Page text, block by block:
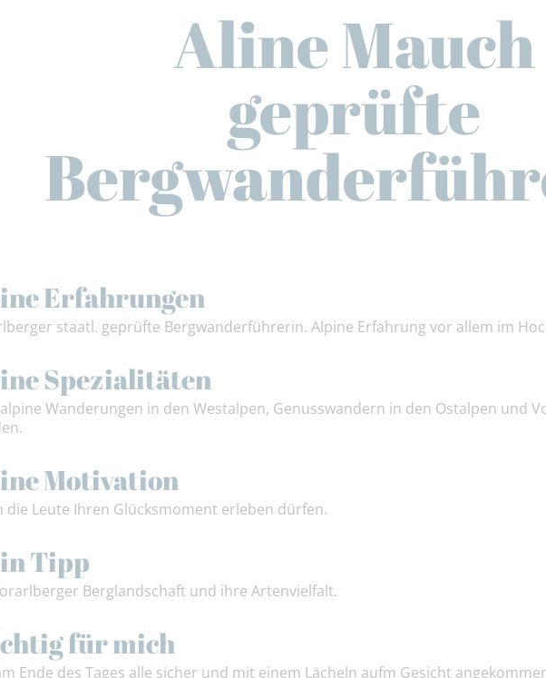
Aline Mauch
geprüfte
Erfahrungen
staatl. geprüfte Bergwanderführerin. Alpine Erfahrung vor allem im
Spezialitäten
Wanderungen in den Westalpen, Genusswandern in den Ostalpen und
Motivation
die Leute Ihren Glücksmoment erleben dürfen.
Tipp
Berglandschaft und ihre Artenvielfalt.
für mich
Ende des Tages alle sicher und mit einem Lächeln aufm Gesicht